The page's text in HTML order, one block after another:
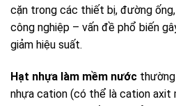
cặn trong các thiết bị, đường
công nghiệp – vấn đề phổ biến
giảm hiệu suất.
Hạt nhựa làm mềm nước
nhựa cation (có thể là cation axit